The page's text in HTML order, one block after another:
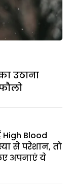
उठाना
High Blood
से परेशान, तो
अपनाएं ये